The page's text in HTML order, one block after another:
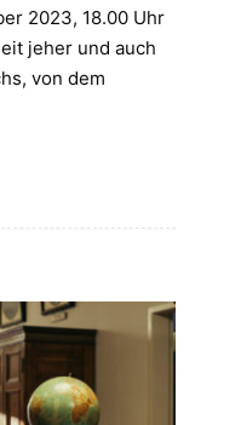
2023, 18.00 Uhr
jeher und auch
von dem